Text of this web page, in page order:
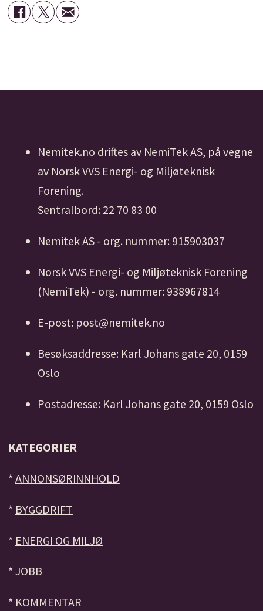
Nemitek.no driftes av NemiTek AS, på vegne
av Norsk VVS Energi- og Miljøteknisk
Forening.
Sentralbord: 22 70 83 00
Nemitek AS - org. nummer: 915903037
Norsk VVS Energi- og Miljøteknisk Forening
(NemiTek) - org. nummer: 938967814
E-post: post@nemitek.no
Besøksaddresse: Karl Johans gate 20, 0159
Oslo
Postadresse: Karl Johans gate 20, 0159 Oslo
KATEGORIER
* ANNONSØRINNHOLD
* BYGGDRIFT
* ENERGI OG MILJØ
* JOBB
* KOMMENTAR